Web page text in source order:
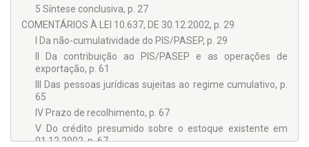
5 Síntese conclusiva, p. 27
COMENTÁRIOS À LEI 10.637, DE 30.12.2002, p. 29
I Da não-cumulatividade do PIS/PASEP, p. 29
II Da contribuição ao PIS/PASEP e as operações de
exportação, p. 61
III Das pessoas jurídicas sujeitas ao regime cumulativo, p.
65
IV Prazo de recolhimento, p. 67
V Do crédito presumido sobre o estoque existente em
01.12.2002, p. 67